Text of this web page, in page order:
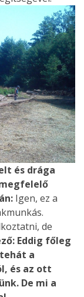
és drága
Igen, ez a
de
Eddig főleg
a
és az ott
De mi a